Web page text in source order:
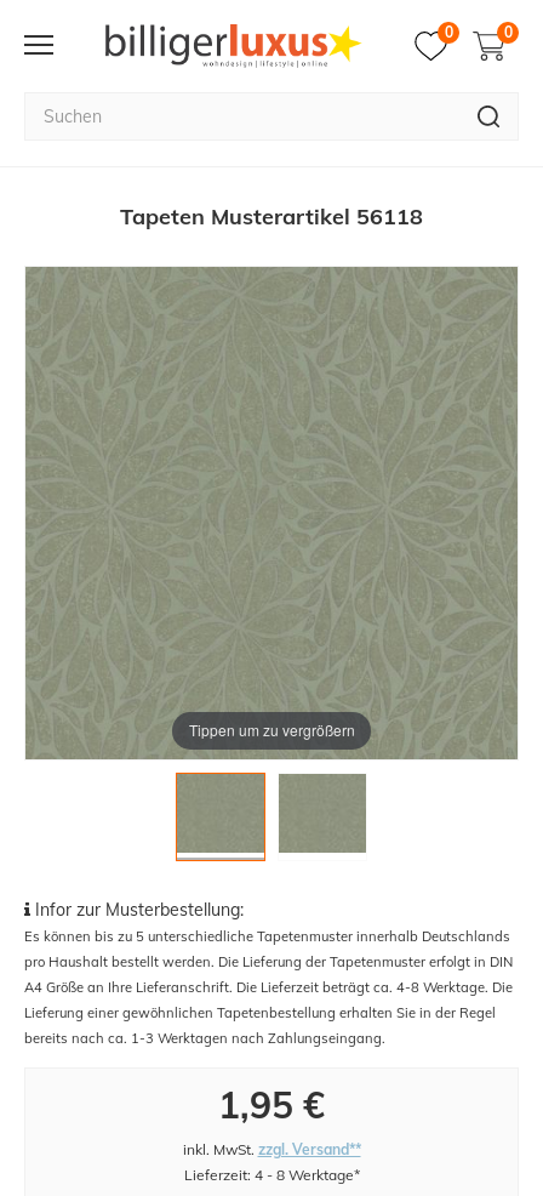
0 0
Tapeten Musterartikel 56118
Tippen um zu vergrößern
Infor zur Musterbestellung:
Es können bis zu 5 unterschiedliche Tapetenmuster innerhalb Deutschlands
pro Haushalt bestellt werden. Die Lieferung der Tapetenmuster erfolgt in DIN
A4 Größe an Ihre Lieferanschrift. Die Lieferzeit beträgt ca. 4-8 Werktage. Die
Lieferung einer gewöhnlichen Tapetenbestellung erhalten Sie in der Regel
bereits nach ca. 1-3 Werktagen nach Zahlungseingang.
1,95 €
inkl. MwSt. zzgl. Versand**
Lieferzeit: 4 - 8 Werktage*